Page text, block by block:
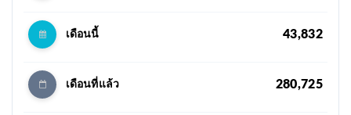
เดือนนี้ 43,832
เดือนที่แล้ว 280,725